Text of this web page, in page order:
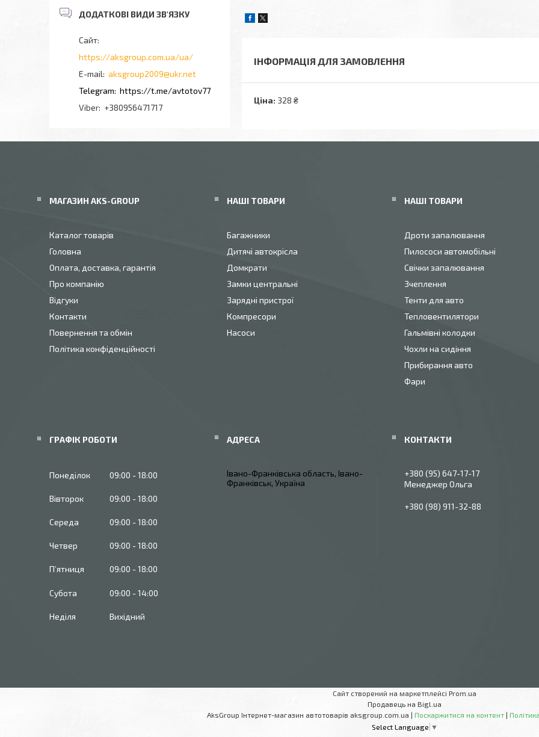
ІНФОРМАЦІЯ ДЛЯ ЗАМОВЛЕННЯ
Ціна: 328 ₴
https://aksgroup.com.ua/ua/
aksgroup2009@ukr.net
https://t.me/avtotov77
+380956471717
МАГАЗИН AKS-GROUP
Каталог товарів
Головна
Оплата, доставка, гарантія
Про компанію
Відгуки
Контакти
Повернення та обмін
Політика конфіденційності
НАШІ ТОВАРИ
Багажники
Дитячі автокрісла
Домкрати
Замки центральні
Зарядні пристрої
Компресори
Насоси
НАШІ ТОВАРИ
Дроти запалювання
Пилососи автомобільні
Свічки запалювання
Зчеплення
Тенти для авто
Тепловентилятори
Гальмівні колодки
Чохли на сидіння
Прибирання авто
Фари
ГРАФІК РОБОТИ
Понеділок 09:00 18:00
Вівторок 09:00 18:00
Середа 09:00 18:00
Четвер 09:00 18:00
Пʼятниця 09:00 18:00
Субота 09:00 14:00
Неділя Вихідний
Івано-Франківська область, Івано-
Франківськ, Україна
+380 (95) 647-17-17
Менеджер Ольга
+380 (98) 911-32-88
Сайт створений на маркетплейсі Prom.ua
Продавець на Bigl.ua
AksGroup Інтернет-магазин автотоварів aksgroup.com.ua | Поскаржитися на контент |
Select Language ▼